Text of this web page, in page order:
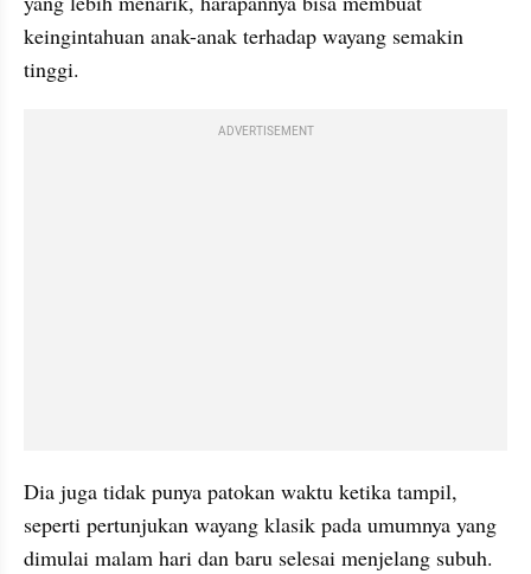
keingintahuan anak-anak terhadap wayang semakin
tinggi.
ADVERTISEMENT
Dia juga tidak punya patokan waktu ketika tampil,
seperti pertunjukan wayang klasik pada umumnya yang
dimulai malam hari dan baru selesai menjelang subuh.